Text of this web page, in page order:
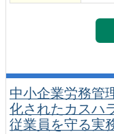
中小企業労務管
化されたカスハ
従業員を守る実